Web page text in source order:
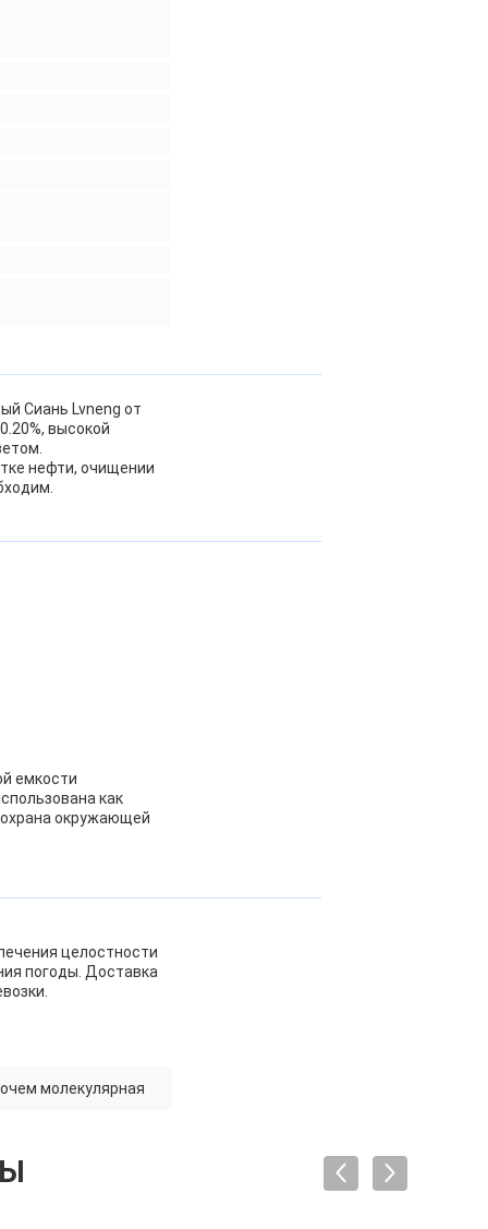
Сиань Lvneng от
высокой
нефти, очищении
емкости
как
охрана окружающей
целостности
погоды. Доставка
молекулярная